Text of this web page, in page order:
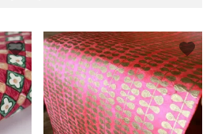
favorite favorite